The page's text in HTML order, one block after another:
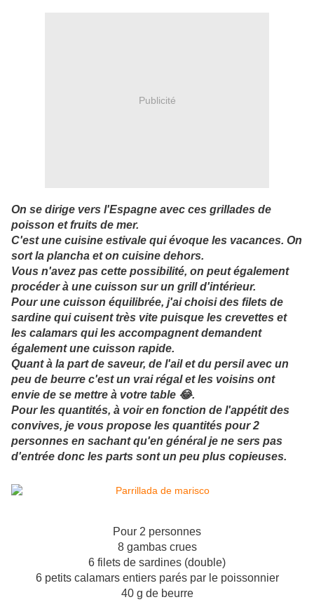
Publicité
On se dirige vers l'Espagne avec ces grillades de
poisson et fruits de mer.
C'est une cuisine estivale qui évoque les vacances. On
sort la plancha et on cuisine dehors.
Vous n'avez pas cette possibilité, on peut également
procéder à une cuisson sur un grill d'intérieur.
Pour une cuisson équilibrée, j'ai choisi des filets de
sardine qui cuisent très vite puisque les crevettes et
les calamars qui les accompagnent demandent
également une cuisson rapide.
Quant à la part de saveur, de l'ail et du persil avec un
peu de beurre c'est un vrai régal et les voisins ont
envie de se mettre à votre table 😂.
Pour les quantités, à voir en fonction de l'appétit des
convives, je vous propose les quantités pour 2
personnes en sachant qu'en général je ne sers pas
d'entrée donc les parts sont un peu plus copieuses.
Pour 2 personnes
8 gambas crues
6 filets de sardines (double)
6 petits calamars entiers parés par le poissonnier
40 g de beurre